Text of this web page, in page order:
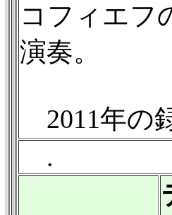
コフィエフ
演奏。
2011年の
.